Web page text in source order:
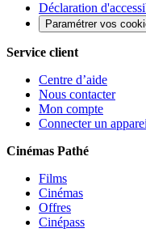
Déclaration
Paramétrer vos
Service client
Centre d’aide
Nous contacter
Mon compte
Connecter un
Cinémas Pathé
Films
Cinémas
Offres
Cinépass